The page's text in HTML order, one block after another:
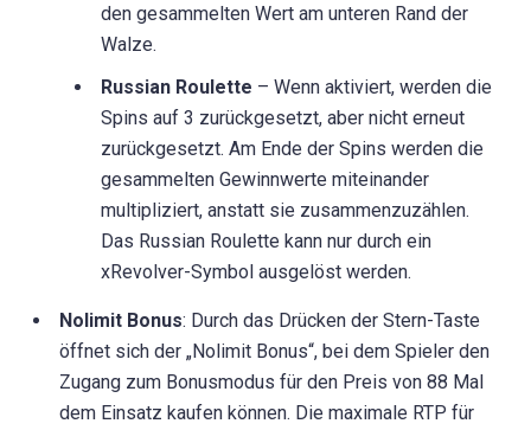
den gesammelten Wert am unteren Rand der
Walze.
Russian Roulette – Wenn aktiviert, werden die
Spins auf 3 zurückgesetzt, aber nicht erneut
zurückgesetzt. Am Ende der Spins werden die
gesammelten Gewinnwerte miteinander
multipliziert, anstatt sie zusammenzuzählen.
Das Russian Roulette kann nur durch ein
xRevolver-Symbol ausgelöst werden.
Nolimit Bonus: Durch das Drücken der Stern-Taste
öffnet sich der „Nolimit Bonus“, bei dem Spieler den
Zugang zum Bonusmodus für den Preis von 88 Mal
dem Einsatz kaufen können. Die maximale RTP für